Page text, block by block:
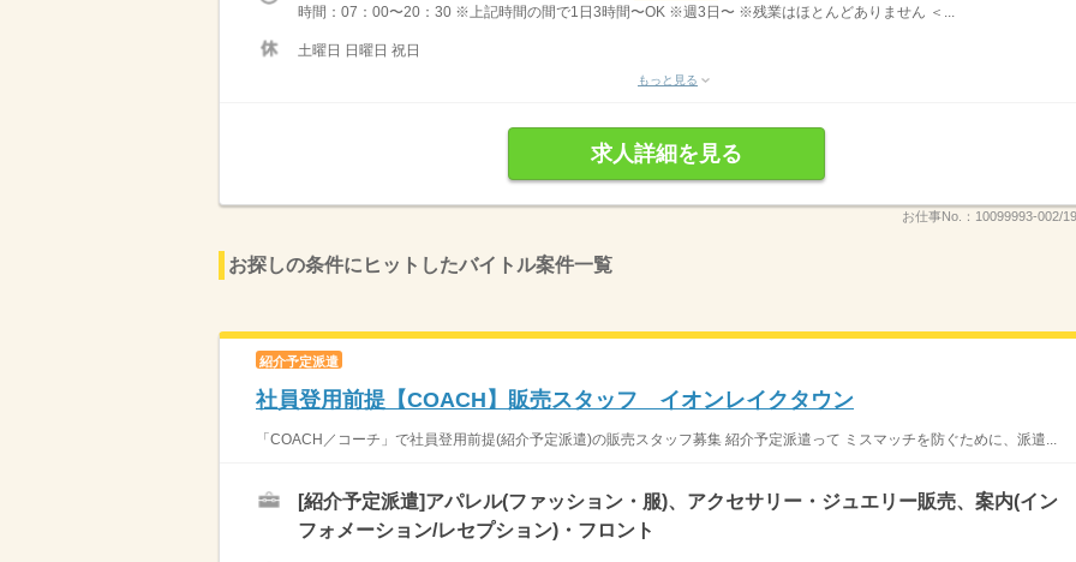
時間：07：00〜20：30 ※上記時間の間で1日3時間〜OK ※週3日〜 ※残業はほとんどありません ＜...
土曜日 日曜日 祝日
もっと見る
求人詳細を見る
お仕事No.： 10099993-002/
お探しの条件にヒットしたバイトル案件一覧
紹介予定派遣
社員登用前提【COACH】販売スタッフ イオンレイクタウン
「COACH／コーチ」で社員登用前提(紹介予定派遣)の販売スタッフ募集 紹介予定派遣って ミスマッチを防ぐために、派遣...
[紹介予定派遣]アパレル(ファッション・服)、アクセサリー・ジュエリー販売、案内(イン
フォメーション/レセプション)・フロント